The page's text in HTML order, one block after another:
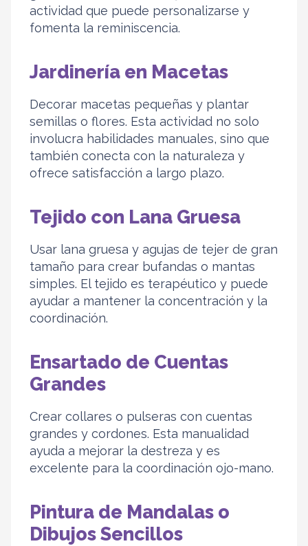
actividad que puede personalizarse y
fomenta la reminiscencia.
Jardinería en Macetas
Decorar macetas pequeñas y plantar
semillas o flores. Esta actividad no solo
involucra habilidades manuales, sino que
también conecta con la naturaleza y
ofrece satisfacción a largo plazo.
Tejido con Lana Gruesa
Usar lana gruesa y agujas de tejer de gran
tamaño para crear bufandas o mantas
simples. El tejido es terapéutico y puede
ayudar a mantener la concentración y la
coordinación.
Ensartado de Cuentas
Grandes
Crear collares o pulseras con cuentas
grandes y cordones. Esta manualidad
ayuda a mejorar la destreza y es
excelente para la coordinación ojo-mano.
Pintura de Mandalas o
Dibujos Sencillos